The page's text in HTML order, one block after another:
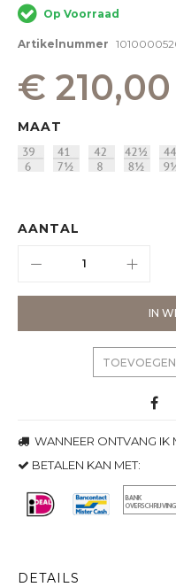
van
de
afbeeldingen-
Op Voorraad
Artikelnummer
€ 210,00
MAAT
AANTAL
IN
WANNEER ONTVANG IK
BETALEN KAN MET:
DETAILS